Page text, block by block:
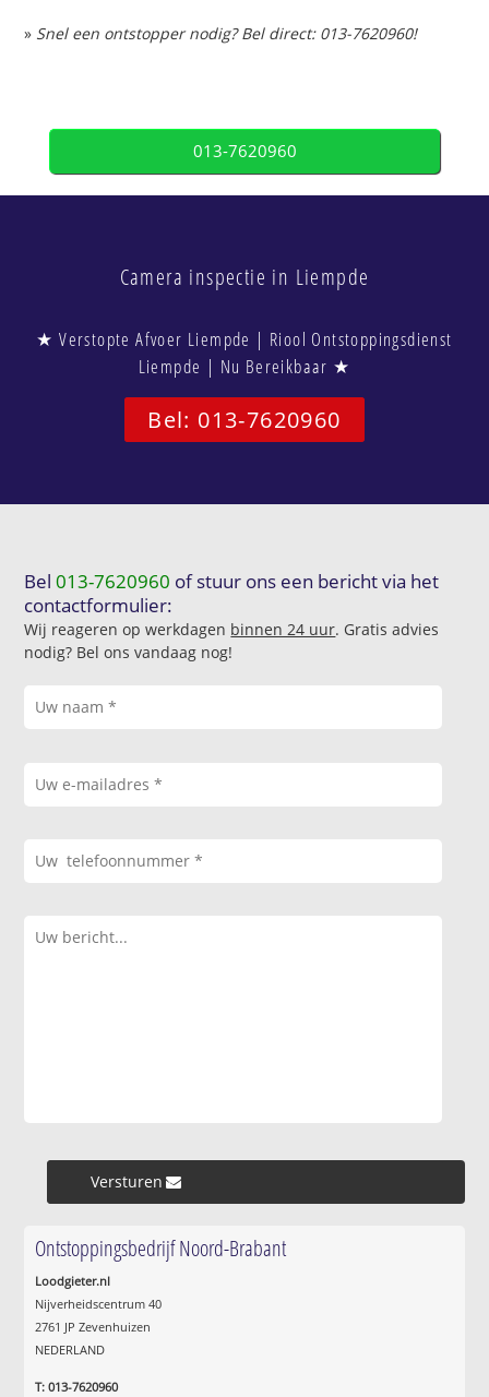
» Snel een ontstopper nodig? Bel direct: 013-7620960!
013-7620960
Camera inspectie in Liempde
★ Verstopte Afvoer Liempde | Riool Ontstoppingsdienst
Liempde | Nu Bereikbaar ★
Bel: 013-7620960
Bel013-7620960 of stuur ons een bericht via het
contactformulier:
Wij reageren op werkdagen binnen 24 uur. Gratis advies
nodig? Bel ons vandaag nog!
Versturen »
Ontstoppingsbedrijf Noord-Brabant
Loodgieter.nl
Nijverheidscentrum 40
2761 JP Zevenhuizen
NEDERLAND
T: 013-7620960